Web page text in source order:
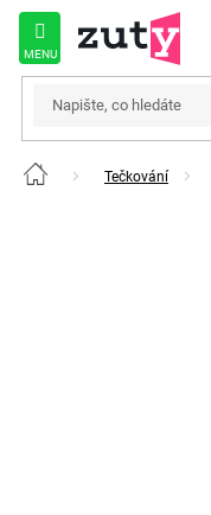
Přejít
obsah
Domů Tečkování